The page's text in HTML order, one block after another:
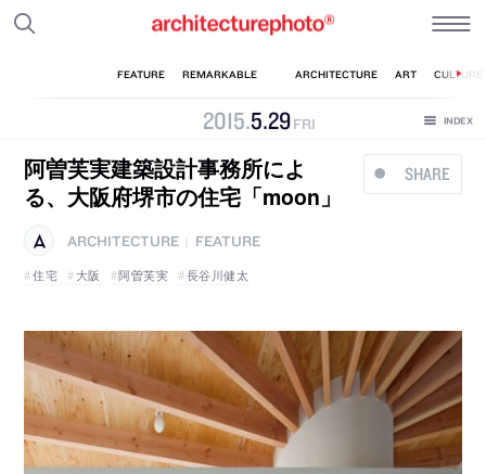
2015.5.29 FRI
SHARE
阿曽芙実建築設計事務所によ
る、大阪府堺市の住宅「moon」
ARCHITECTURE
FEATURE
住宅
大阪 阿曽芙実 長谷川健太